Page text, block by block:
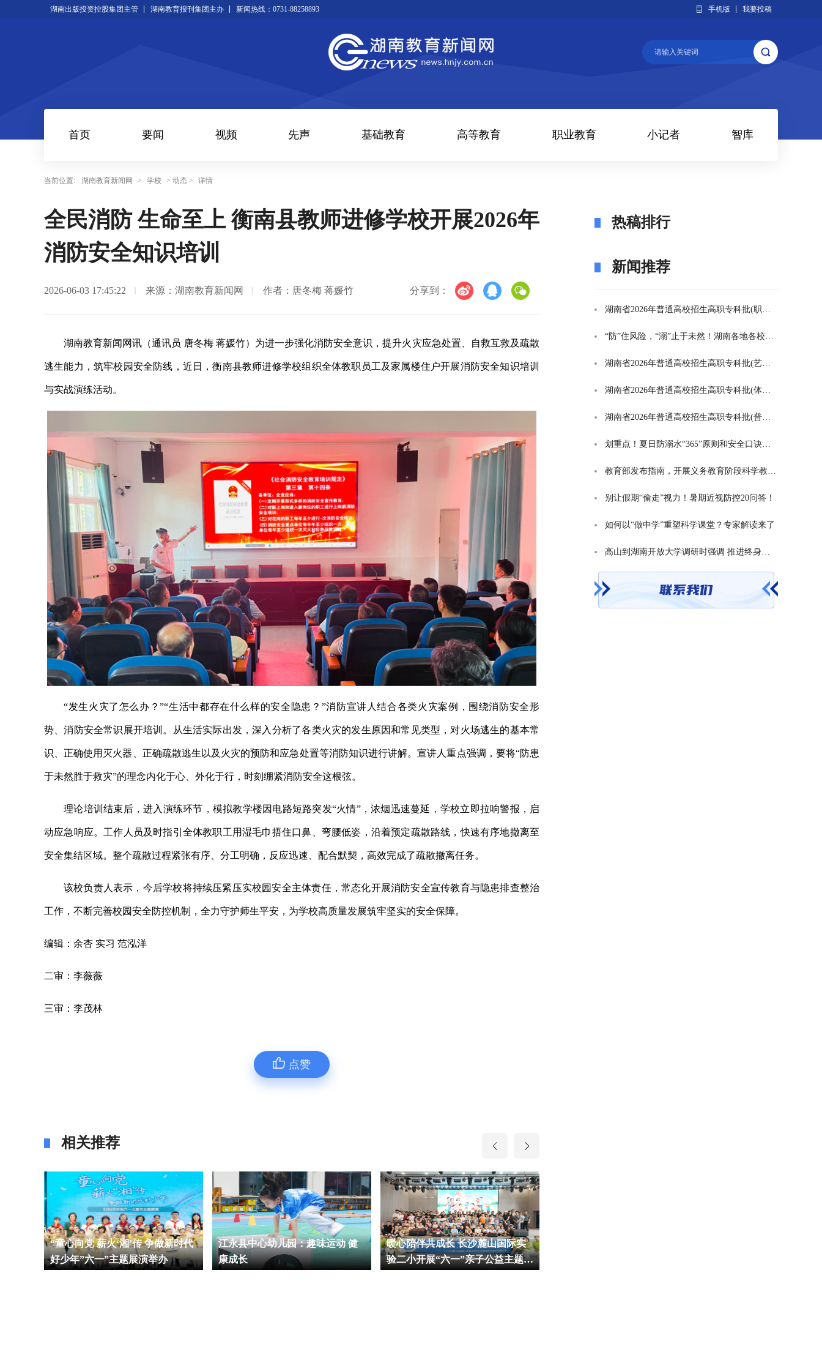
湖南出版投资控股集团主管 湖南教育报刊集团主办 新闻热线：0731-88258893 手机版 我要投稿
首页 要闻 视频 先声 基础教育 高等教育 职业教育 小记者 智库
当前位置: 湖南教育新闻网 > 学校 > 动态 > 详情
全民消防 生命至上 衡南县教师进修学校开展2026年
消防安全知识培训
2026-06-03 17:45:22 来源：湖南教育新闻网 作者：唐冬梅 蒋媛竹 分享到：
湖南教育新闻网讯（通讯员 唐冬梅 蒋媛竹）为进一步强化消防安全意识，提升火灾应急处置、自救互救及疏散
逃生能力，筑牢校园安全防线，近日，衡南县教师进修学校组织全体教职员工及家属楼住户开展消防安全知识培训
与实战演练活动。
“发生火灾了怎么办？”“生活中都存在什么样的安全隐患？”消防宣讲人结合各类火灾案例，围绕消防安全形
势、消防安全常识展开培训。从生活实际出发，深入分析了各类火灾的发生原因和常见类型，对火场逃生的基本常
识、正确使用灭火器、正确疏散逃生以及火灾的预防和应急处置等消防知识进行讲解。宣讲人重点强调，要将“防患
于未然胜于救灾”的理念内化于心、外化于行，时刻绷紧消防安全这根弦。
理论培训结束后，进入演练环节，模拟教学楼因电路短路突发“火情”，浓烟迅速蔓延，学校立即拉响警报，启
动应急响应。工作人员及时指引全体教职工用湿毛巾捂住口鼻、弯腰低姿，沿着预定疏散路线，快速有序地撤离至
安全集结区域。整个疏散过程紧张有序、分工明确，反应迅速、配合默契，高效完成了疏散撤离任务。
该校负责人表示，今后学校将持续压紧压实校园安全主体责任，常态化开展消防安全宣传教育与隐患排查整治
工作，不断完善校园安全防控机制，全力守护师生平安，为学校高质量发展筑牢坚实的安全保障。
编辑：余杏 实习 范泓洋
二审：李薇薇
三审：李茂林
点赞
相关推荐
“童心向党 薪火‘湘’传 争做新时代
好少年”六一”主题展演举办
江永县中心幼儿园：趣味运动 健
康成长
暖心陪伴共成长 长沙麓山国际实
验二小开展“六一”亲子公益主题活
热稿排行
新闻推荐
湖南省2026年普通高校招生高职专科批(职高对口类)第一次投档分数线
“防”住风险，“溺”止于未然！湖南各地各校打响防溺水“保卫战”
湖南省2026年普通高校招生高职专科批(艺术类)第一次投档分数线
湖南省2026年普通高校招生高职专科批(体育类)第一次投档分数线
湖南省2026年普通高校招生高职专科批(普通类)第一次投档分数线
划重点！夏日防溺水“365”原则和安全口诀一起学
教育部发布指南，开展义务教育阶段科学教育“做中学”领航行动
别让假期“偷走”视力！暑期近视防控20问答！
如何以“做中学”重塑科学课堂？专家解读来了
高山到湖南开放大学调研时强调 推进终身教育发展 在服务学习型社会建设中走好转型升级发展之路